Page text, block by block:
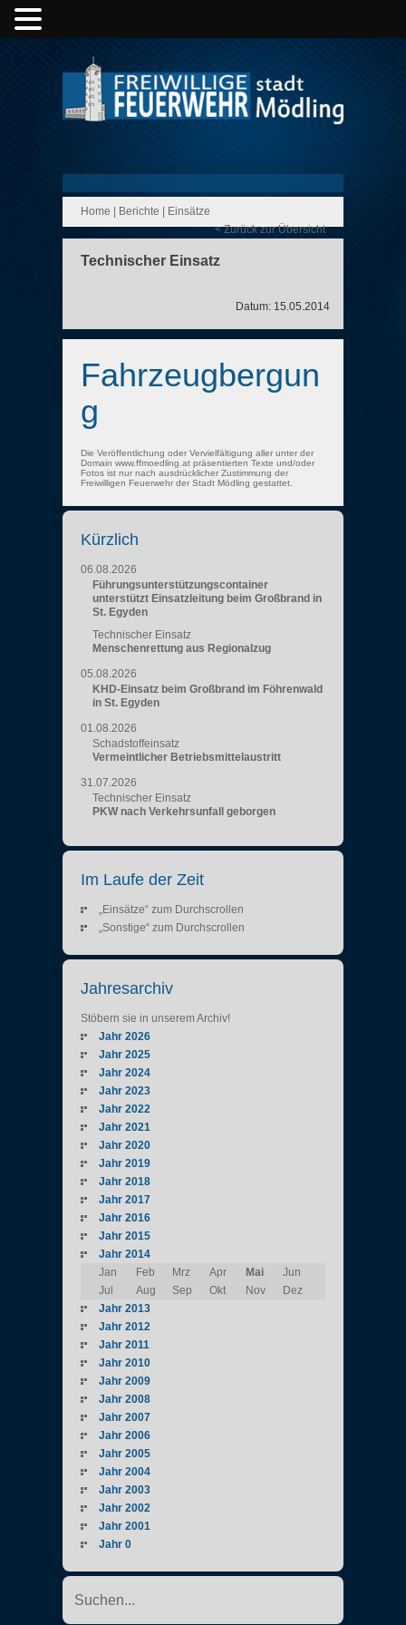
Home Berichte
Einsätze
< Zurück zur Übersicht
Technischer Einsatz
Datum: 15.05.2014
Fahrzeugbergun
g
Die Veröffentlichung oder Vervielfältigung aller unter der
Domain www.ffmoedling.at präsentierten Texte und/oder
Fotos ist nur nach ausdrücklicher Zustimmung der
Freiwilligen Feuerwehr der Stadt Mödling gestattet.
Kürzlich
06.08.2026
Führungsunterstützungscontainer
unterstützt Einsatzleitung beim Großbrand in
St. Egyden
Technischer Einsatz
Menschenrettung aus Regionalzug
05.08.2026
KHD-Einsatz beim Großbrand im Föhrenwald
in St. Egyden
01.08.2026
Schadstoffeinsatz
Vermeintlicher Betriebsmittelaustritt
31.07.2026
Technischer Einsatz
PKW nach Verkehrsunfall geborgen
Im Laufe der Zeit
„Einsätze“ zum Durchscrollen
„Sonstige“ zum Durchscrollen
Jahresarchiv
Stöbern sie in unserem Archiv!
Jahr 2026
Jahr 2025
Jahr 2024
Jahr 2023
Jahr 2022
Jahr 2021
Jahr 2020
Jahr 2019
Jahr 2018
Jahr 2017
Jahr 2016
Jahr 2015
Jahr 2014
Jan
Feb Mrz Apr Mai
Jun
Jul
Aug Sep Okt Nov
Dez
Jahr 2013
Jahr 2012
Jahr 2011
Jahr 2010
Jahr 2009
Jahr 2008
Jahr 2007
Jahr 2006
Jahr 2005
Jahr 2004
Jahr 2003
Jahr 2002
Jahr 2001
Jahr 0